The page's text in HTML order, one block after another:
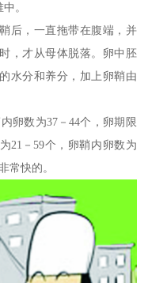
。
后，一直拖带在腹端，并
，才从母体脱落。卵中胚
水分和养分，加上卵鞘由
卵数为37－44个，卵期限
21－59个，卵鞘内卵数为
常快的。